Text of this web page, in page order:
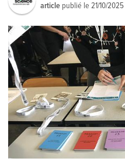
article publié le21/10/2025